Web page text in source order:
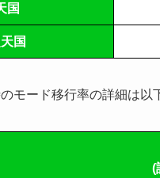
国
国
モード移行率の詳細は以
(